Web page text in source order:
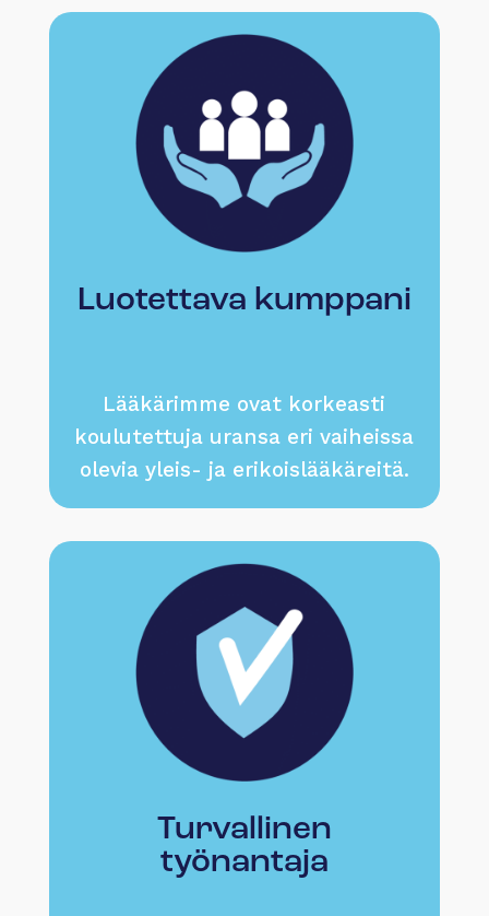
Luotettava kumppani
Lääkärimme ovat korkeasti
koulutettuja uransa eri vaiheissa
olevia yleis- ja erikoislääkäreitä.
Turvallinen
työnantaja